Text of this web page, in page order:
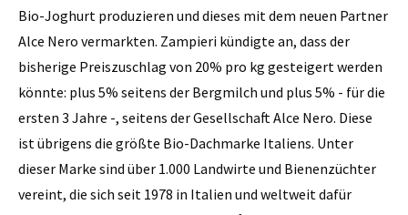
Bio-Joghurt produzieren und dieses mit dem neuen Partner
Alce Nero vermarkten. Zampieri kündigte an, dass der
bisherige Preiszuschlag von 20% pro kg gesteigert werden
könnte: plus 5% seitens der Bergmilch und plus 5% - für die
ersten 3 Jahre -, seitens der Gesellschaft Alce Nero. Diese
ist übrigens die größte Bio-Dachmarke Italiens. Unter
dieser Marke sind über 1.000 Landwirte und Bienenzüchter
vereint, die sich seit 1978 in Italien und weltweit dafür